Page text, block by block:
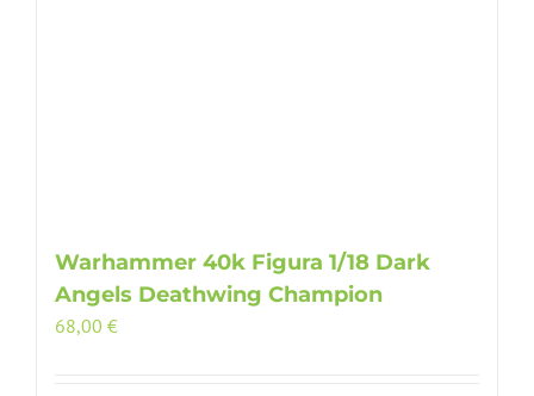
Warhammer 40k Figura 1/18 Dark
Angels Deathwing Champion
68,00 €